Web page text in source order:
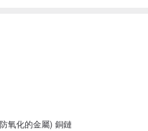
氧化的金屬) 銅鏈